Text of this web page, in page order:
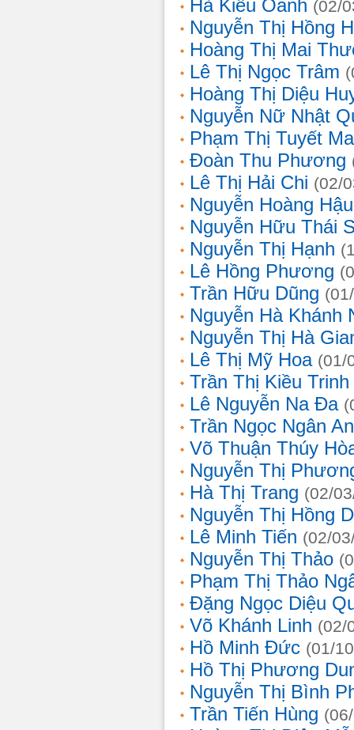
Hà Kiều Oanh (02/
Nguyễn Thị Hồng
Hoàng Thị Mai
Lê Thị Ngọc Trâm
Hoàng Thị Diệu
Nguyễn Nữ Nhật
Phạm Thị Tuyết
Đoàn Thu Phương
Lê Thị Hải Chi (02/
Nguyễn Hoàng Hậu
Nguyễn Hữu Thái
Nguyễn Thị Hạnh
Lê Hồng Phương
Trần Hữu Dũng
Nguyễn Hà Khánh
Nguyễn Thị Hà
Lê Thị Mỹ Hoa (01/
Trần Thị Kiều Trinh
Lê Nguyễn Na Đa
Trần Ngọc Ngân
Võ Thuận Thúy
Nguyễn Thị
Hà Thị Trang (02/
Nguyễn Thị Hồng
Lê Minh Tiến (02/
Nguyễn Thị Thảo
Phạm Thị Thảo
Đặng Ngọc Diệu
Võ Khánh Linh (02/
Hồ Minh Đức (01/
Hồ Thị Phương
Nguyễn Thị Bình
Trần Tiến Hùng